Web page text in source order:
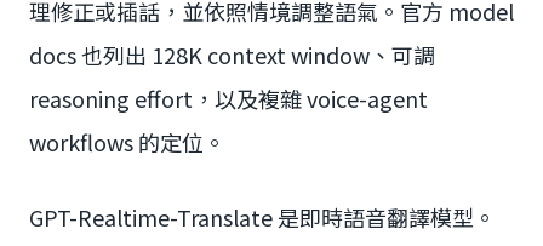
理修正或插話，並依照情境調整語氣。官方 model
docs 也列出 128K context window、可調
reasoning effort，以及複雜 voice-agent
workflows 的定位。
GPT-Realtime-Translate 是即時語音翻譯模型。